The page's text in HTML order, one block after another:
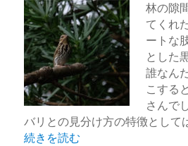
林の隙
てくれ
ートな
とした
誰なん
こする
さんで
バリとの見分け方の特徴として
“浦安にまさかのビンズイさん【
続きを読む